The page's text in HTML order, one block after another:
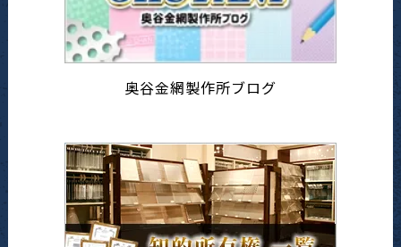
奥谷金網製作所ブログ